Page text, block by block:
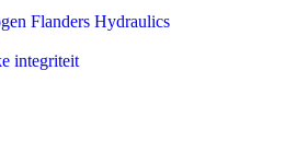
Flanders Hydraulics
integriteit